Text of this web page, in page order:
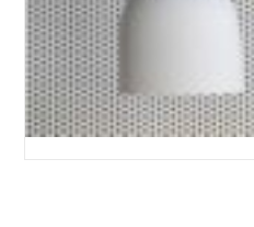
创
造
出
清
新